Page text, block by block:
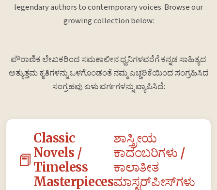
legendary authors to contemporary voices. Browse our
growing collection below:
ಪೌರಾಣಿಕ ಲೇಖಕರಿಂದ ಸಮಕಾಲೀನ ಧ್ವನಿಗಳವರೆಗೆ ಕನ್ನಡ ಸಾಹಿತ್ಯದ
ಅತ್ಯುತ್ತಮ ಕೃತಿಗಳನ್ನು ಒಳಗೊಂಡಂತೆ ನಮ್ಮ ಎಚ್ಚರಿಕೆಯಿಂದ ಸಂಗ್ರಹಿಸಿದ
ಸಂಗ್ರಹವು ಏಳು ವರ್ಗಗಳನ್ನು ವ್ಯಾಪಿಸಿದೆ:
📕
Classic
Novels /
Timeless
Masterpieces
ಶಾಸ್ತ್ರೀಯ
ಕಾದಂಬರಿಗಳು /
ಕಾಲಾತೀತ
ಮಾಸ್ಟರ್‌ಪೀಸ್‌ಗಳು